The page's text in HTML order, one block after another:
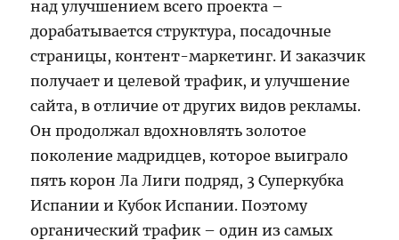
над улучшением всего проекта –
дорабатывается структура, посадочные
страницы, контент-маркетинг. И заказчик
получает и целевой трафик, и улучшение
сайта, в отличие от других видов рекламы.
Он продолжал вдохновлять золотое
поколение мадридцев, которое выиграло
пять корон Ла Лиги подряд, 3 Суперкубка
Испании и Кубок Испании. Поэтому
органический трафик – один из самых